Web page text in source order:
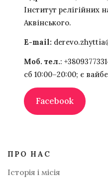
Інститут релігійних
Аквінського.
Е-mail:
Моб. тел.:
сб 10:00–20:00; є
Facebook
ПРО НАС
Історія і місія